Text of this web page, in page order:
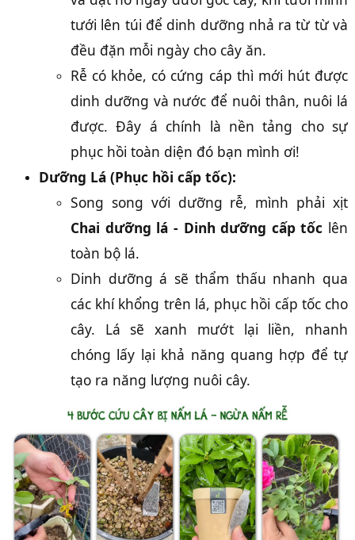
tưới lên túi để dinh dưỡng nhả ra từ từ và
đều đặn mỗi ngày cho cây ăn.
Rễ có khỏe, có cứng cáp thì mới hút được
dinh dưỡng và nước để nuôi thân, nuôi lá
được. Đây á chính là nền tảng cho sự
phục hồi toàn diện đó bạn mình ơi!
Dưỡng Lá (Phục hồi cấp tốc):
Song song với dưỡng rễ, mình phải xịt
Chai dưỡng lá - Dinh dưỡng cấp tốc lên
toàn bộ lá.
Dinh dưỡng á sẽ thẩm thấu nhanh qua
các khí khổng trên lá, phục hồi cấp tốc cho
cây. Lá sẽ xanh mướt lại liền, nhanh
chóng lấy lại khả năng quang hợp để tự
tạo ra năng lượng nuôi cây.